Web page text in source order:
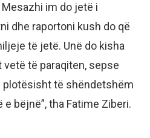
im do jetë i
dhe raportoni kush do që
të jetë. Unë do kisha
të paraqiten, sepse
plotësisht të shëndetshëm
bëjnë”, tha Fatime Ziberi.